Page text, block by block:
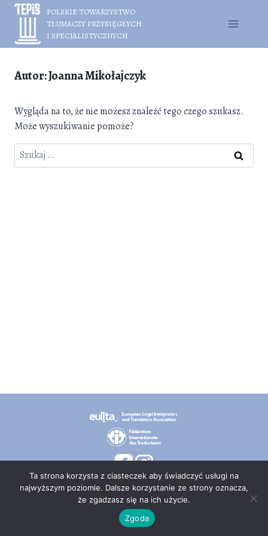
Przejdź
treści
POLSKIE TOWARZYSTWO
TŁUMACZY PRZYSIĘGŁYCH
I SPECJALISTYCZNYCH
Autor: Joanna Mikołajczyk
Wygląda na to, że nie możesz znaleźć tego czego szukasz.
Może wyszukiwanie pomoże?
Szukaj:
© 2026 PT TEPIS
Ta strona korzysta z ciasteczek aby świadczyć usługi na
najwyższym poziomie. Dalsze korzystanie ze strony oznacza,
że zgadzasz się na ich użycie.
Zgoda